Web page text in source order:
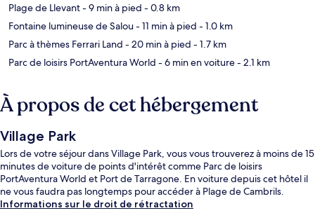
Plage de Llevant- 9 min à pied - 0.8 km
Fontaine lumineuse de Salou- 11 min à pied - 1.0 km
Parc à thèmes Ferrari Land - 20 min à pied - 1.7 km
Parc de loisirs PortAventura World - 6 min en voiture- 2.1 km
À propos de cet hébergement
Village Park
Lors de votre séjour dans Village Park, vous vous trouverez à moins de 15
minutes de voiture de points d'intérêt comme Parc de loisirs
PortAventura World et Port de Tarragone. En voiture depuis cet hôtel il
ne vous faudra pas longtemps pour accéder à Plage de Cambrils.
Informations sur le droit de rétractation